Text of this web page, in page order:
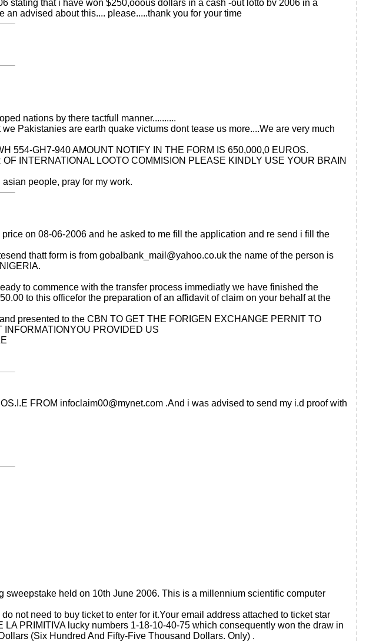
stating that i have won $250,ooous dollars in a cash -out lotto bv 2006 in a
advised about this.... please.....thank you for your time
nations by there tactfull manner..........
Pakistanies are earth quake victums dont tease us more....We are very much
554-GH7-940 AMOUNT NOTIFY IN THE FORM IS 650,000,0 EUROS.
INTERNATIONAL LOOTO COMMISION PLEASE KINDLY USE YOUR BRAIN
people, pray for my work.
on 08-06-2006 and he asked to me fill the application and re send i fill the
thatt form is from gobalbank_mail@yahoo.co.uk the name of the person is
to commence with the transfer process immediatly we have finished the
to this officefor the preparation of an affidavit of claim on your behalf at the
presented to the CBN TO GET THE FORIGEN EXCHANGE PERNIT TO
PROVIDED US
FROM infoclaim00@mynet.com .And i was advised to send my i.d proof with
held on 10th June 2006. This is a millennium scientific computer
not need to buy ticket to enter for it.Your email address attached to ticket star
PRIMITIVA lucky numbers 1-18-10-40-75 which consequently won the draw in
(Six Hundred And Fifty-Five Thousand Dollars. Only) .